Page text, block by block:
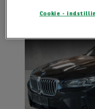
Cookie -